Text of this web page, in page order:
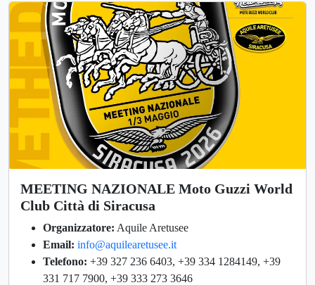
MEETING NAZIONALE Moto Guzzi World
Club Città di Siracusa
Organizzatore: Aquile Aretusee
Email: info@aquilearetusee.it
Telefono: +39 327 236 6403, +39 334 1284149, +39
331 717 7900, +39 333 273 3646